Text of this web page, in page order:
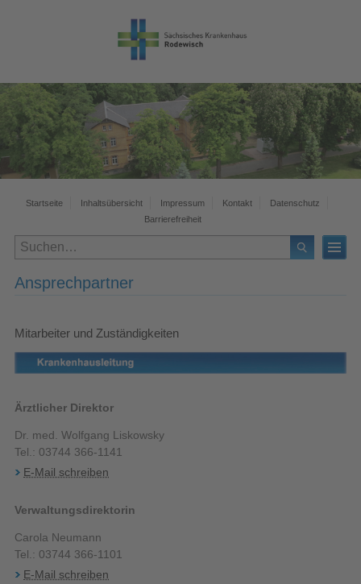
Startseite Inhaltsübersicht Impressum Kontakt
Datenschutz
Barrierefreiheit
Ansprechpartner
Mitarbeiter und Zuständigkeiten
Ärztlicher Direktor
Dr. med. Wolfgang Liskowsky
Tel.: 03744 366-1141
E-Mail schreiben
Verwaltungsdirektorin
Carola Neumann
Tel.: 03744 366-1101
E-Mail schreiben